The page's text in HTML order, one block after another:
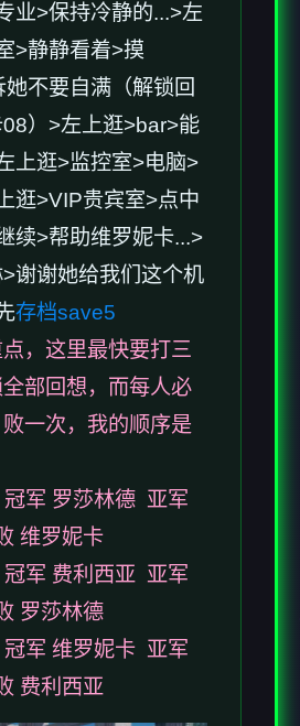
业>保持冷静的...>左
>静静看着>摸
她不要自满（解锁回
）>左上逛>bar>能
上逛>监控室>电脑>
逛>VIP贵宾室>点中
续>帮助维罗妮卡...>
谢谢她给我们这个机
存档save5
，这里最快要打三
部回想，而每人必
一次，我的顺序是
军 罗莎林德 亚军
维罗妮卡
军 费利西亚 亚军
罗莎林德
军 维罗妮卡 亚军
费利西亚